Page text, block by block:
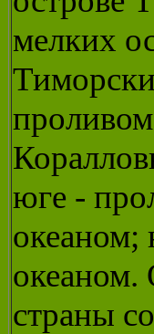
мелких
юге -
океаном;
океаном.
страны